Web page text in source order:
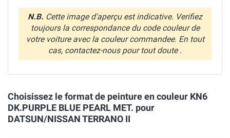
N.B. Cette image d'aperçu est indicative. Verifiez
toujours la correspondance du code couleur de
votre voiture avec la couleur commandee. En tout
cas, contactez-nous pour tout doute .
Choisissez le format de peinture en couleur KN6
DK.PURPLE BLUE PEARL MET. pour
DATSUN/NISSAN TERRANO II